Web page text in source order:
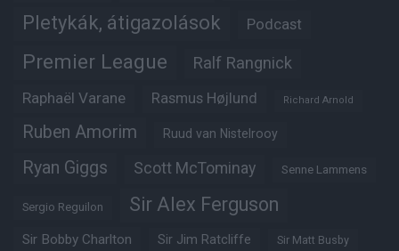
Pletykák, átigazolások Podcast
Premier League Ralf Rangnick
Raphaël Varane Rasmus Højlund Richard Arnold
Ruben Amorim Ruud van Nistelrooy
Ryan Giggs Scott McTominay Senne Lammens
Sergio Reguilon Sir Alex Ferguson
Sir Bobby Charlton Sir Jim Ratcliffe Sir Matt Busby